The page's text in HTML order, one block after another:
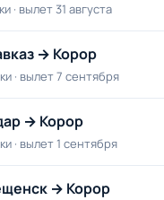
· вылет 31 августа
→ Корор
· вылет 7 сентября
→ Корор
· вылет 1 сентября
→ Корор